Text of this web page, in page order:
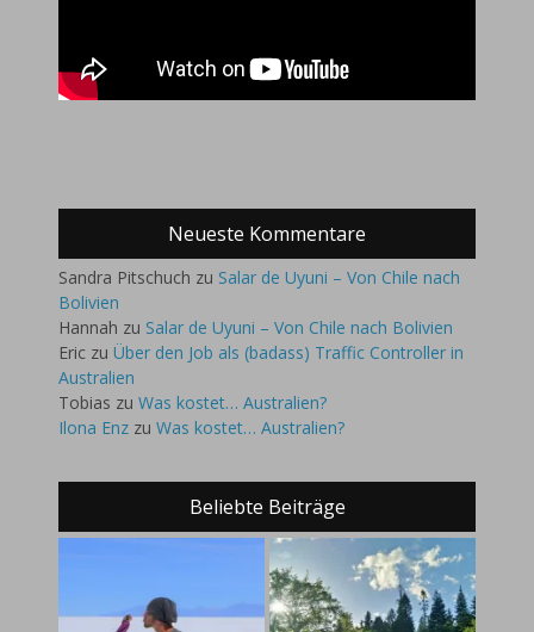
Neueste Kommentare
Sandra Pitschuch zu Salar de Uyuni – Von Chile nach
Bolivien
Hannah zu Salar de Uyuni – Von Chile nach Bolivien
Eric zu Über den Job als (badass) Traffic Controller in
Australien
Tobias zu Was kostet… Australien?
Ilona Enz zu Was kostet… Australien?
Beliebte Beiträge